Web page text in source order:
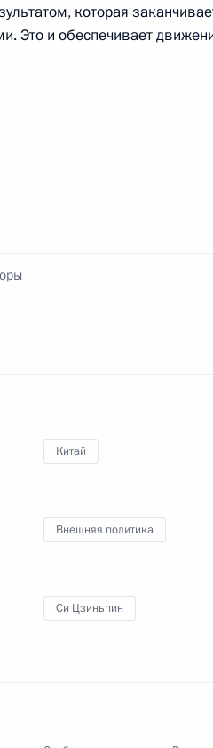
КНР Си Цзиньпином
которая
Это и обеспечивает
Китай
Внешняя политика
Си Цзиньпин